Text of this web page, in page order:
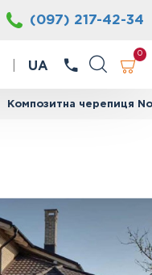
(097) 217-42-34
UA
0
Композитна черепиця